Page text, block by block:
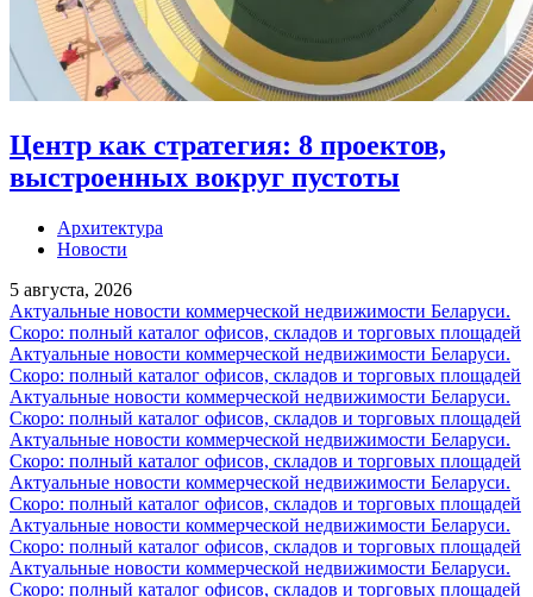
Центр как стратегия: 8 проектов,
выстроенных вокруг пустоты
Архитектура
Новости
5 августа, 2026
Актуальные новости коммерческой недвижимости Беларуси.
Скоро: полный каталог офисов, складов и торговых площадей
Актуальные новости коммерческой недвижимости Беларуси.
Скоро: полный каталог офисов, складов и торговых площадей
Актуальные новости коммерческой недвижимости Беларуси.
Скоро: полный каталог офисов, складов и торговых площадей
Актуальные новости коммерческой недвижимости Беларуси.
Скоро: полный каталог офисов, складов и торговых площадей
Актуальные новости коммерческой недвижимости Беларуси.
Скоро: полный каталог офисов, складов и торговых площадей
Актуальные новости коммерческой недвижимости Беларуси.
Скоро: полный каталог офисов, складов и торговых площадей
Актуальные новости коммерческой недвижимости Беларуси.
Скоро: полный каталог офисов, складов и торговых площадей